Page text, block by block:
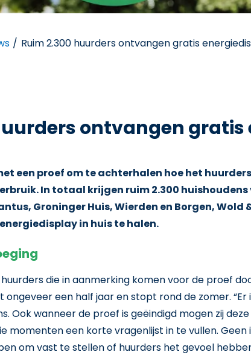
Ruim 2.300 huurders ontvangen gratis
ontvangen
een proef om te achterhalen hoe het
In totaal krijgen ruim 2.300
Groninger Huis, Wierden en Borgen, Wold
in huis te halen.
die in aanmerking komen voor de proef
een half jaar en stopt rond de zomer. “Er
Ook wanneer de proef is geëindigd mogen zij
momenten een korte vragenlijst in te vullen.
om vast te stellen of huurders het gevoel